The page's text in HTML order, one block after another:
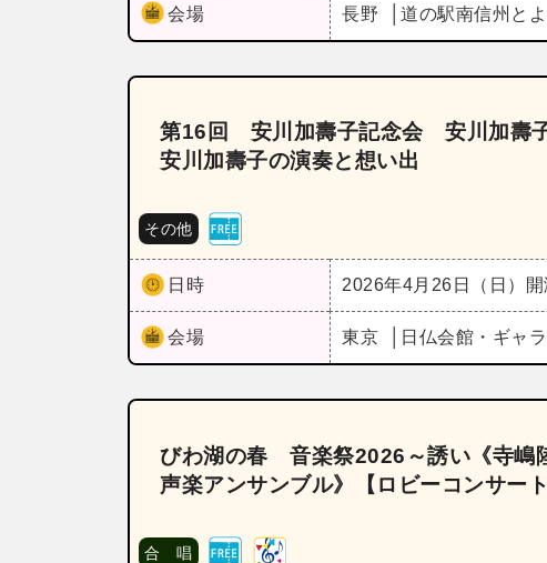
会場 長野 道の駅南信州と
第16回 安川加壽子記念会 安川加壽
安川加壽子の演奏と想い出
その他
日時 2026年4月26日（日）
会場 東京 日仏会館・ギャ
びわ湖の春 音楽祭2026～誘い《寺嶋
声楽アンサンブル》【ロビーコンサート
合 唱